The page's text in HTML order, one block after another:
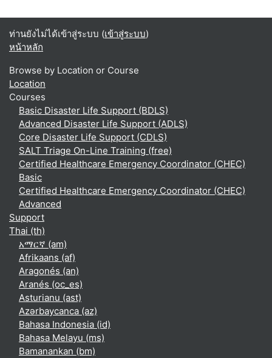
ท่านยังไม่ได้เข้าสู่ระบบ (เข้าสู่ระบบ)
หน้าหลัก
Browse by Location or Course
Location
Courses
Basic Disaster Life Support (BDLS)
Advanced Disaster Life Support (ADLS)
Core Disaster Life Support (CDLS)
SALT Triage On-Line Training (free)
Certified Healthcare Emergency Coordinator (CHEC)
Basic
Certified Healthcare Emergency Coordinator (CHEC)
Advanced
Support
Thai ‎(th)‎
አማርኛ ‎(am)‎
Afrikaans ‎(af)‎
Aragonés ‎(an)‎
Aranés ‎(oc_es)‎
Asturianu ‎(ast)‎
Azərbaycanca ‎(az)‎
Bahasa Indonesia ‎(id)‎
Bahasa Melayu ‎(ms)‎
Bamanankan ‎(bm)‎